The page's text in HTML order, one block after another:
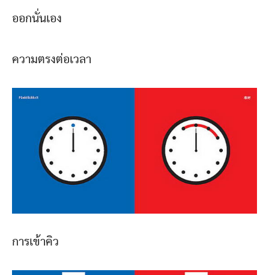
ออกนั่นเอง
ความตรงต่อเวลา
การเข้าคิว